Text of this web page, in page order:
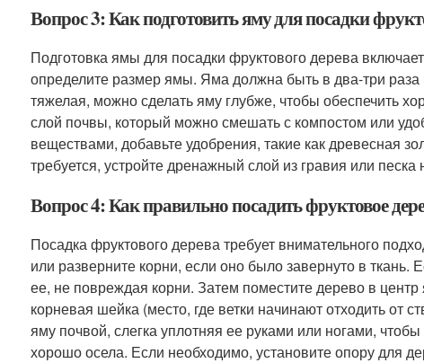
Вопрос 3: Как подготовить яму для посадки
Подготовка ямы для посадки фруктового дерева
определите размер ямы. Яма должна быть в два-три
тяжелая, можно сделать яму глубже, чтобы обеспечить
слой почвы, который можно смешать с компостом или
веществами, добавьте удобрения, такие как древесная
требуется, устройте дренажный слой из гравия или
Вопрос 4: Как правильно посадить фруктовое
Посадка фруктового дерева требует внимательного
или разверните корни, если оно было завернуто в
ее, не повреждая корни. Затем поместите дерево в
корневая шейка (место, где ветки начинают отходить от
яму почвой, слегка уплотняя ее руками или ногами,
хорошо осела. Если необходимо, установите опору для